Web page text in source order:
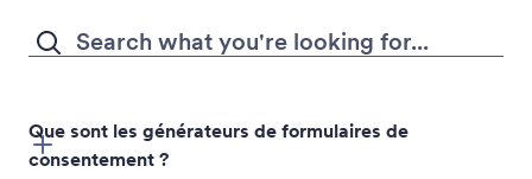
Satisfait de votre formulaire généré par IA ? Partagez-
Que sont les générateurs de formulaires de
consentement ?